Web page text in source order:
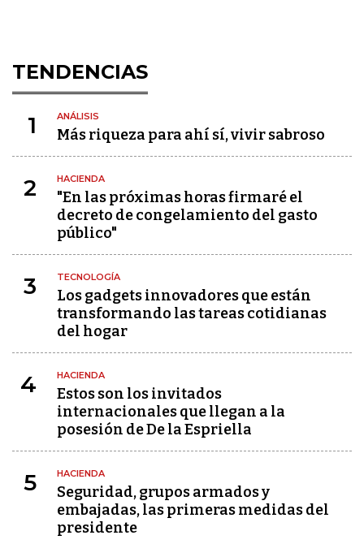
TENDENCIAS
1 ANÁLISIS
Más riqueza para ahí sí, vivir sabroso
2 HACIENDA
"En las próximas horas firmaré el
decreto de congelamiento del gasto
público"
3 TECNOLOGÍA
Los gadgets innovadores que están
transformando las tareas cotidianas
del hogar
4 HACIENDA
Estos son los invitados
internacionales que llegan a la
posesión de De la Espriella
5 HACIENDA
Seguridad, grupos armados y
embajadas, las primeras medidas del
presidente